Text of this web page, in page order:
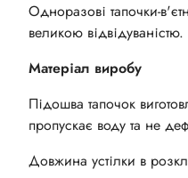
Одноразові тапочки-
великою відвідуваністю.
Матеріал виробу
Підошва тапочок
пропускає воду та не
Довжина устілки в